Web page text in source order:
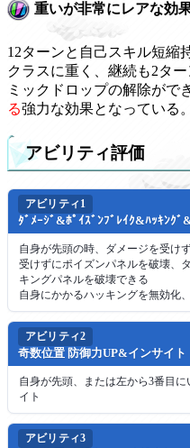
重いが非常にレアな効
12ターンと自己スキル短縮
クラスに重く、継続も2ター
ミックドロップの解除がで
る強力な効果となっている。
アビリティ評価
アビリティ1
ﾀﾞﾒｰｼﾞ&ﾎﾟｲｽﾞﾝﾌﾞﾚｲｸ&ﾊｯｷﾝｸﾞ
自身が先頭の時、ダメージを受け
受けずにポイズンパネルを破壊、
キングパネルを破壊できる
自身にかかるハッキングを無効化
アビリティ2
奇数位置 防御力UP&インサイト
自身が先頭、または左から3番目
イト
アビリティ3